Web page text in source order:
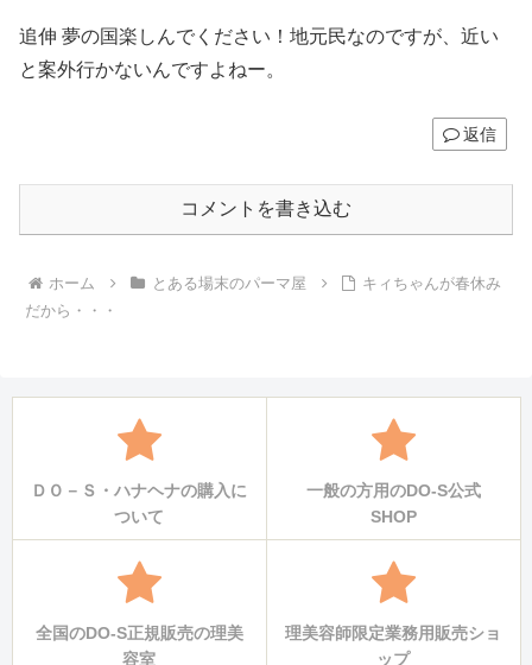
追伸 夢の国楽しんでください！地元民なのですが、近い
と案外行かないんですよねー。
返信
コメントを書き込む
ホーム とある場末のパーマ屋
キィちゃんが春休み
だから・・・
ＤＯ－Ｓ・ハナヘナの購入に
ついて
一般の方用のDO-S公式
SHOP
全国のDO-S正規販売の理美
容室
理美容師限定業務用販売ショ
ップ